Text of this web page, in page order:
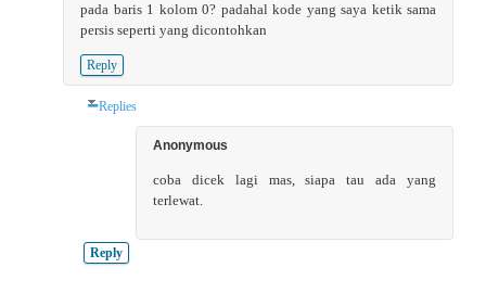
pada baris 1 kolom 0? padahal kode yang saya ketik sama
persis seperti yang dicontohkan
Reply
Replies
Anonymous
coba dicek lagi mas, siapa tau ada yang
terlewat.
Reply